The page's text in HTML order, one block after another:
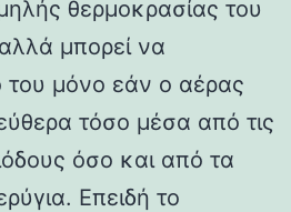
θερμοκρασίας του
μπορεί να
του μόνο εάν ο αέρας
τόσο μέσα από τις
όσο και από τα
Επειδή το